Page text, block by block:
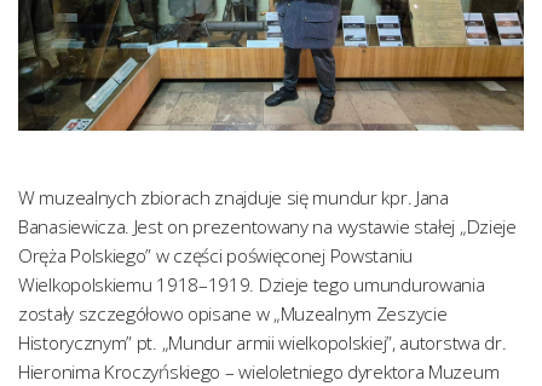
W muzealnych zbiorach znajduje się mundur kpr. Jana
Banasiewicza. Jest on prezentowany na wystawie stałej „Dzieje
Oręża Polskiego” w części poświęconej Powstaniu
Wielkopolskiemu 1918–1919. Dzieje tego umundurowania
zostały szczegółowo opisane w „Muzealnym Zeszycie
Historycznym” pt. „Mundur armii wielkopolskiej”, autorstwa dr.
Hieronima Kroczyńskiego – wieloletniego dyrektora Muzeum